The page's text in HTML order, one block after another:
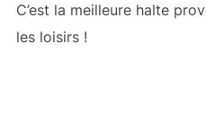
C’est la meilleure halte
les loisirs !